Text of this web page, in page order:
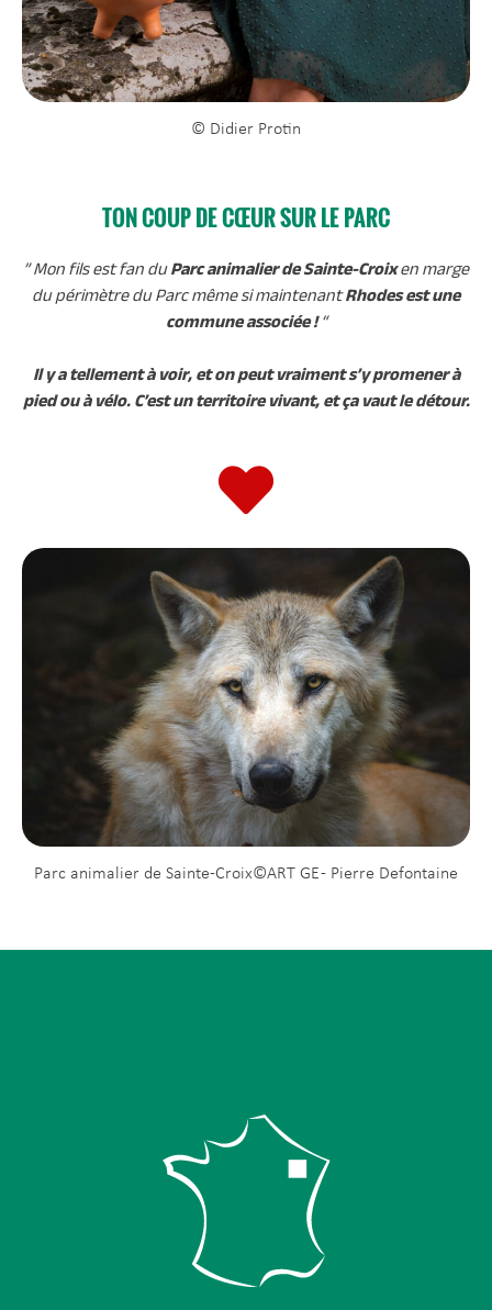
© Didier Protin
TON COUP DE CŒUR SUR LE PARC
” Mon fils est fan duParc animalier de Sainte-Croixen marge
du périmètre du Parc même si maintenantRhodes est une
commune associée !“
Il y a tellement à voir, et on peut vraiment s’y promener à
pied ou à vélo. C’est un territoire vivant, et ça vaut le détour.
Parc animalier de Sainte-Croix©ART GE - Pierre Defontaine